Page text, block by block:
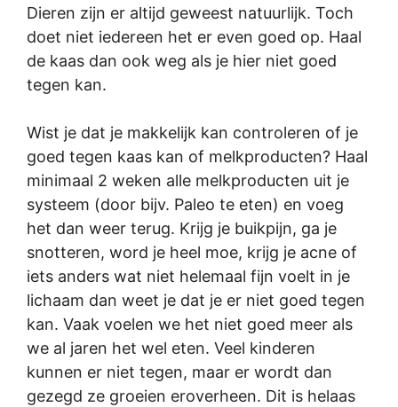
Dieren zijn er altijd geweest natuurlijk. Toch
doet niet iedereen het er even goed op. Haal
de kaas dan ook weg als je hier niet goed
tegen kan.
Wist je dat je makkelijk kan controleren of je
goed tegen kaas kan of melkproducten? Haal
minimaal 2 weken alle melkproducten uit je
systeem (door bijv. Paleo te eten) en voeg
het dan weer terug. Krijg je buikpijn, ga je
snotteren, word je heel moe, krijg je acne of
iets anders wat niet helemaal fijn voelt in je
lichaam dan weet je dat je er niet goed tegen
kan. Vaak voelen we het niet goed meer als
we al jaren het wel eten. Veel kinderen
kunnen er niet tegen, maar er wordt dan
gezegd ze groeien eroverheen. Dit is helaas